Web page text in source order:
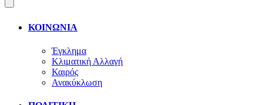
ΚΟΙΝΩΝΙΑ
Έγκλημα
Κλιματική Αλλαγή
Καιρός
Ανακύκλωση